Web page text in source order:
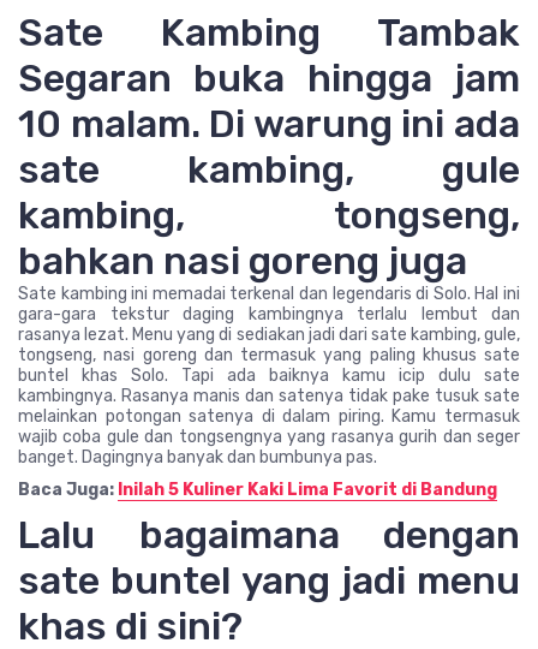
Sate Kambing Tambak
Segaran buka hingga jam
10 malam. Di warung ini ada
sate kambing, gule
kambing, tongseng,
bahkan nasi goreng juga
Sate kambing ini memadai terkenal dan legendaris di Solo. Hal ini
gara-gara tekstur daging kambingnya terlalu lembut dan
rasanya lezat. Menu yang di sediakan jadi dari sate kambing, gule,
tongseng, nasi goreng dan termasuk yang paling khusus sate
buntel khas Solo. Tapi ada baiknya kamu icip dulu sate
kambingnya. Rasanya manis dan satenya tidak pake tusuk sate
melainkan potongan satenya di dalam piring. Kamu termasuk
wajib coba gule dan tongsengnya yang rasanya gurih dan seger
banget. Dagingnya banyak dan bumbunya pas.
Baca Juga: Inilah 5 Kuliner Kaki Lima Favorit di Bandung
Lalu bagaimana dengan
sate buntel yang jadi menu
khas di sini?